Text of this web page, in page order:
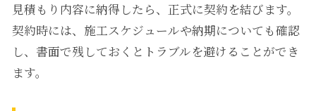
見積もり内容に納得したら、正式に契約を結びます。
契約時には、施工スケジュールや納期についても確認
し、書面で残しておくとトラブルを避けることができ
ます。